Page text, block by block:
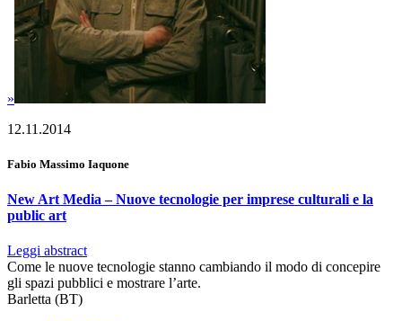
»
12.11.2014
Fabio Massimo Iaquone
New Art Media – Nuove tecnologie per imprese culturali e la
public art
Leggi abstract
Come le nuove tecnologie stanno cambiando il modo di concepire
gli spazi pubblici e mostrare l’arte.
Barletta (BT)